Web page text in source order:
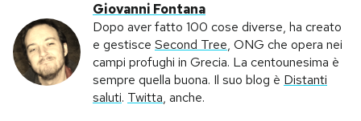
Tecnologia
Internet
Scienza
Storie/Idee
Ok Boomer!
Media
Giovanni Fontana
Dopo aver fatto 100 cose diverse, ha creato
e gestisce Second Tree, ONG che opera nei
campi profughi in Grecia. La centounesima è
sempre quella buona. Il suo blog è Distanti
saluti. Twitta, anche.